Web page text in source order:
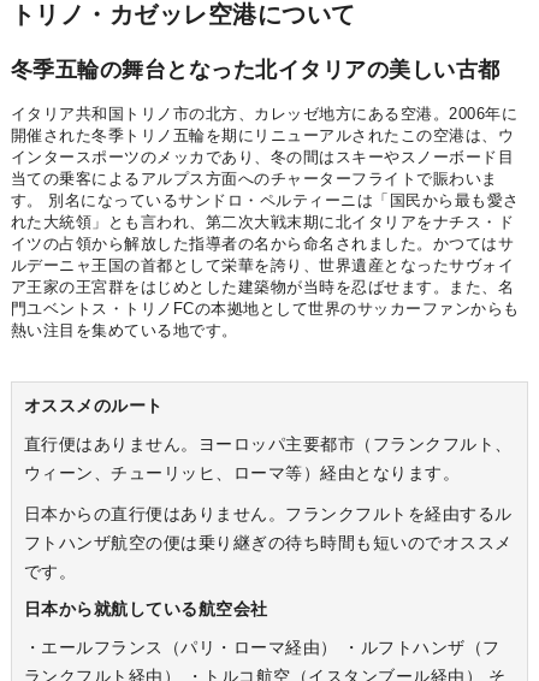
トリノ・カゼッレ空港について
冬季五輪の舞台となった北イタリアの美しい古都
イタリア共和国トリノ市の北方、カレッゼ地方にある空港。2006年に
開催された冬季トリノ五輪を期にリニューアルされたこの空港は、ウ
インタースポーツのメッカであり、冬の間はスキーやスノーボード目
当ての乗客によるアルプス方面へのチャーターフライトで賑わいま
す。 別名になっているサンドロ・ペルティーニは「国民から最も愛さ
れた大統領」とも言われ、第二次大戦末期に北イタリアをナチス・ド
イツの占領から解放した指導者の名から命名されました。かつてはサ
ルデーニャ王国の首都として栄華を誇り、世界遺産となったサヴォイ
ア王家の王宮群をはじめとした建築物が当時を忍ばせます。また、名
門ユベントス・トリノFCの本拠地として世界のサッカーファンからも
熱い注目を集めている地です。
オススメのルート
直行便はありません。ヨーロッパ主要都市（フランクフルト、
ウィーン、チューリッヒ、ローマ等）経由となります。
日本からの直行便はありません。フランクフルトを経由するル
フトハンザ航空の便は乗り継ぎの待ち時間も短いのでオススメ
です。
日本から就航している航空会社
・エールフランス（パリ・ローマ経由） ・ルフトハンザ（フ
ランクフルト経由） ・トルコ航空（イスタンブール経由） そ